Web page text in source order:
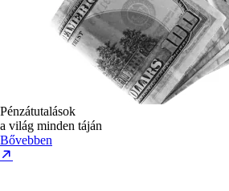
Pénzátutalások
a világ minden táján
Bővebben